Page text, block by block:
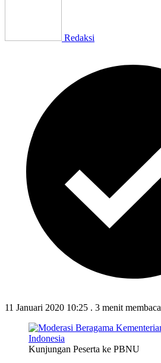
Redaksi
11 Januari 2020 10:25 . 3 menit membaca
Kunjungan Peserta ke PBNU